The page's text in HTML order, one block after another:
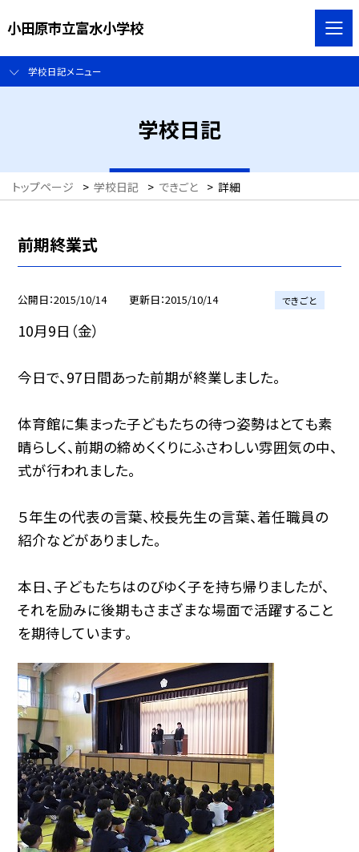
小田原市立富水小学校
学校日記メニュー
学校日記
トップページ > 学校日記 > できごと > 詳細
前期終業式
公開日 2015/10/14 更新日 2015/10/14 できごと
10月9日（金）
今日で、97日間あった前期が終業しました。
体育館に集まった子どもたちの待つ姿勢はとても素
晴らしく、前期の締めくくりにふさわしい雰囲気の中、
式が行われました。
５年生の代表の言葉、校長先生の言葉、着任職員の
紹介などがありました。
本日、子どもたちはのびゆく子を持ち帰りましたが、
それを励みに後期もさまざまな場面で活躍すること
を期待しています。